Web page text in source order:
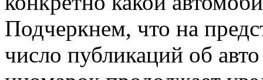
Подчеркнем, что на
число публикаций об